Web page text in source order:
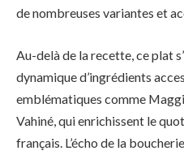
de nombreuses variantes et
Au-delà de la recette, ce plat
dynamique d’ingrédients
emblématiques comme
Vahiné, qui enrichissent le
français. L’écho de la